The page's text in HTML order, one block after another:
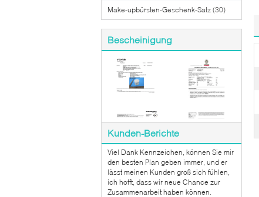
Make-upbürsten-Geschenk-Satz (30)
Bescheinigung
Kunden-Berichte
Viel Dank Kennzeichen, können Sie mir
den besten Plan geben immer, und er
lässt meinen Kunden groß sich fühlen,
ich hofft, dass wir neue Chance zur
Zusammenarbeit haben können.